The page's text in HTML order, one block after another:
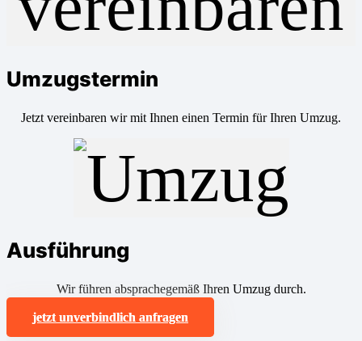
Umzugstermin
Jetzt vereinbaren wir mit Ihnen einen Termin für Ihren Umzug.
Ausführung
Wir führen absprachegemäß Ihren Umzug durch.
jetzt unverbindlich anfragen